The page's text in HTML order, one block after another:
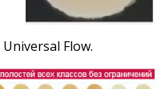
Flow.